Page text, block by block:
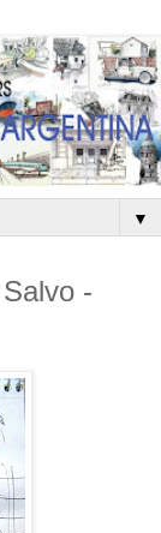
▼
-